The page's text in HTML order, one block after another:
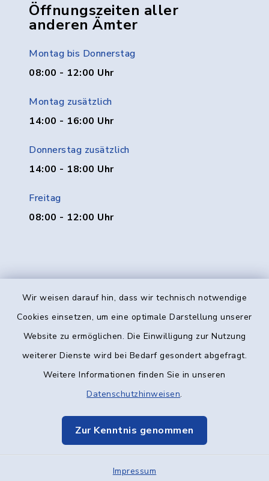
Wir weisen darauf hin, dass wir technisch notwendige
Cookies einsetzen, um eine optimale Darstellung unserer
Website zu ermöglichen. Die Einwilligung zur Nutzung
weiterer Dienste wird bei Bedarf gesondert abgefragt.
Weitere Informationen finden Sie in unseren
Datenschutzhinweisen.
Zur Kenntnis genommen
Impressum
Öffnungszeiten aller
anderen Ämter
Montag bis Donnerstag
08:00 - 12:00 Uhr
Montag zusätzlich
14:00 - 16:00 Uhr
Donnerstag zusätzlich
14:00 - 18:00 Uhr
Freitag
08:00 - 12:00 Uhr
Kontakt
Datenschutz
Elektronische Kommunikation
Sitemap